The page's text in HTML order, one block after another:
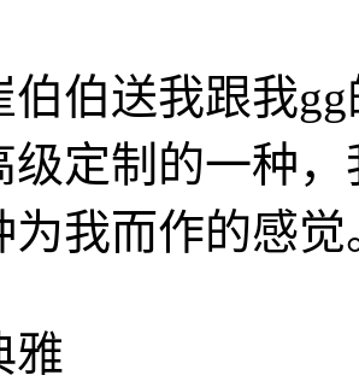
伯伯送我跟我
级定制的一种
为我而作的感
雅